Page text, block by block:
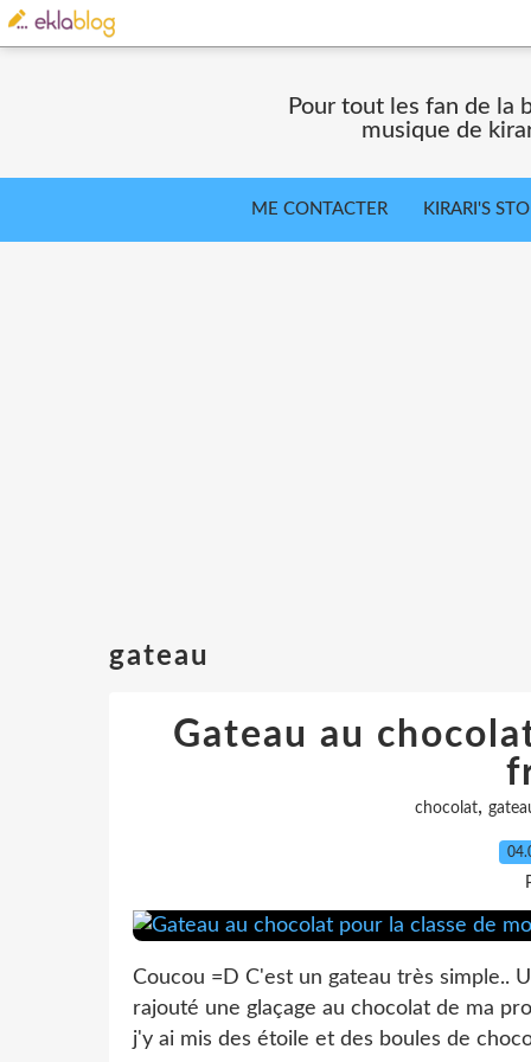
Pour tout les fan de la
musique de
ME CONTACTER KIRARI'S
gateau
Gateau au
chocolat,
Coucou =D C'est un gateau très simple..
rajouté une glaçage au chocolat de ma
j'y ai mis des étoile et des boules de